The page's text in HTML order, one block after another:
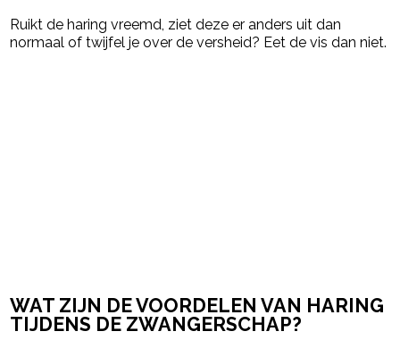
Ruikt de haring vreemd, ziet deze er anders uit dan
normaal of twijfel je over de versheid? Eet de vis dan niet.
WAT ZIJN DE VOORDELEN VAN HARING
TIJDENS DE ZWANGERSCHAP?